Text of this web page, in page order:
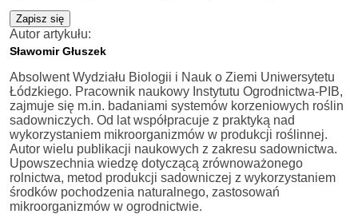
Zapisz się
Autor artykułu:
Sławomir Głuszek
Absolwent Wydziału Biologii i Nauk o Ziemi Uniwersytetu
Łódzkiego. Pracownik naukowy Instytutu Ogrodnictwa-PIB,
zajmuje się m.in. badaniami systemów korzeniowych roślin
sadowniczych. Od lat współpracuje z praktyką nad
wykorzystaniem mikroorganizmów w produkcji roślinnej.
Autor wielu publikacji naukowych z zakresu sadownictwa.
Upowszechnia wiedzę dotyczącą zrównoważonego
rolnictwa, metod produkcji sadowniczej z wykorzystaniem
środków pochodzenia naturalnego, zastosowań
mikroorganizmów w ogrodnictwie.